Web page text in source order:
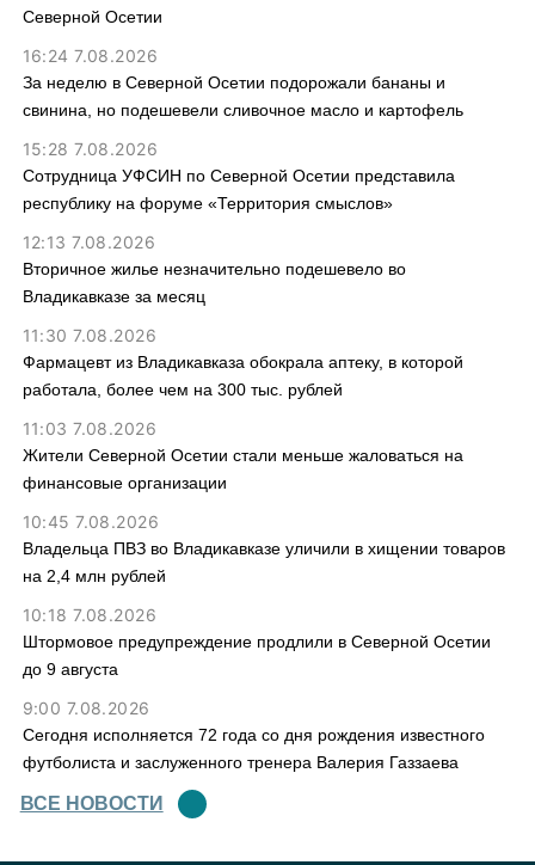
Северной Осетии
16:24 7.08.2026
За неделю в Северной Осетии подорожали бананы и
свинина, но подешевели сливочное масло и картофель
15:28 7.08.2026
Сотрудница УФСИН по Северной Осетии представила
республику на форуме «Территория смыслов»
12:13 7.08.2026
Вторичное жилье незначительно подешевело во
Владикавказе за месяц
11:30 7.08.2026
Фармацевт из Владикавказа обокрала аптеку, в которой
работала, более чем на 300 тыс. рублей
11:03 7.08.2026
Жители Северной Осетии стали меньше жаловаться на
финансовые организации
10:45 7.08.2026
Владельца ПВЗ во Владикавказе уличили в хищении товаров
на 2,4 млн рублей
10:18 7.08.2026
Штормовое предупреждение продлили в Северной Осетии
до 9 августа
9:00 7.08.2026
Сегодня исполняется 72 года со дня рождения известного
футболиста и заслуженного тренера Валерия Газзаева
ВСЕ НОВОСТИ